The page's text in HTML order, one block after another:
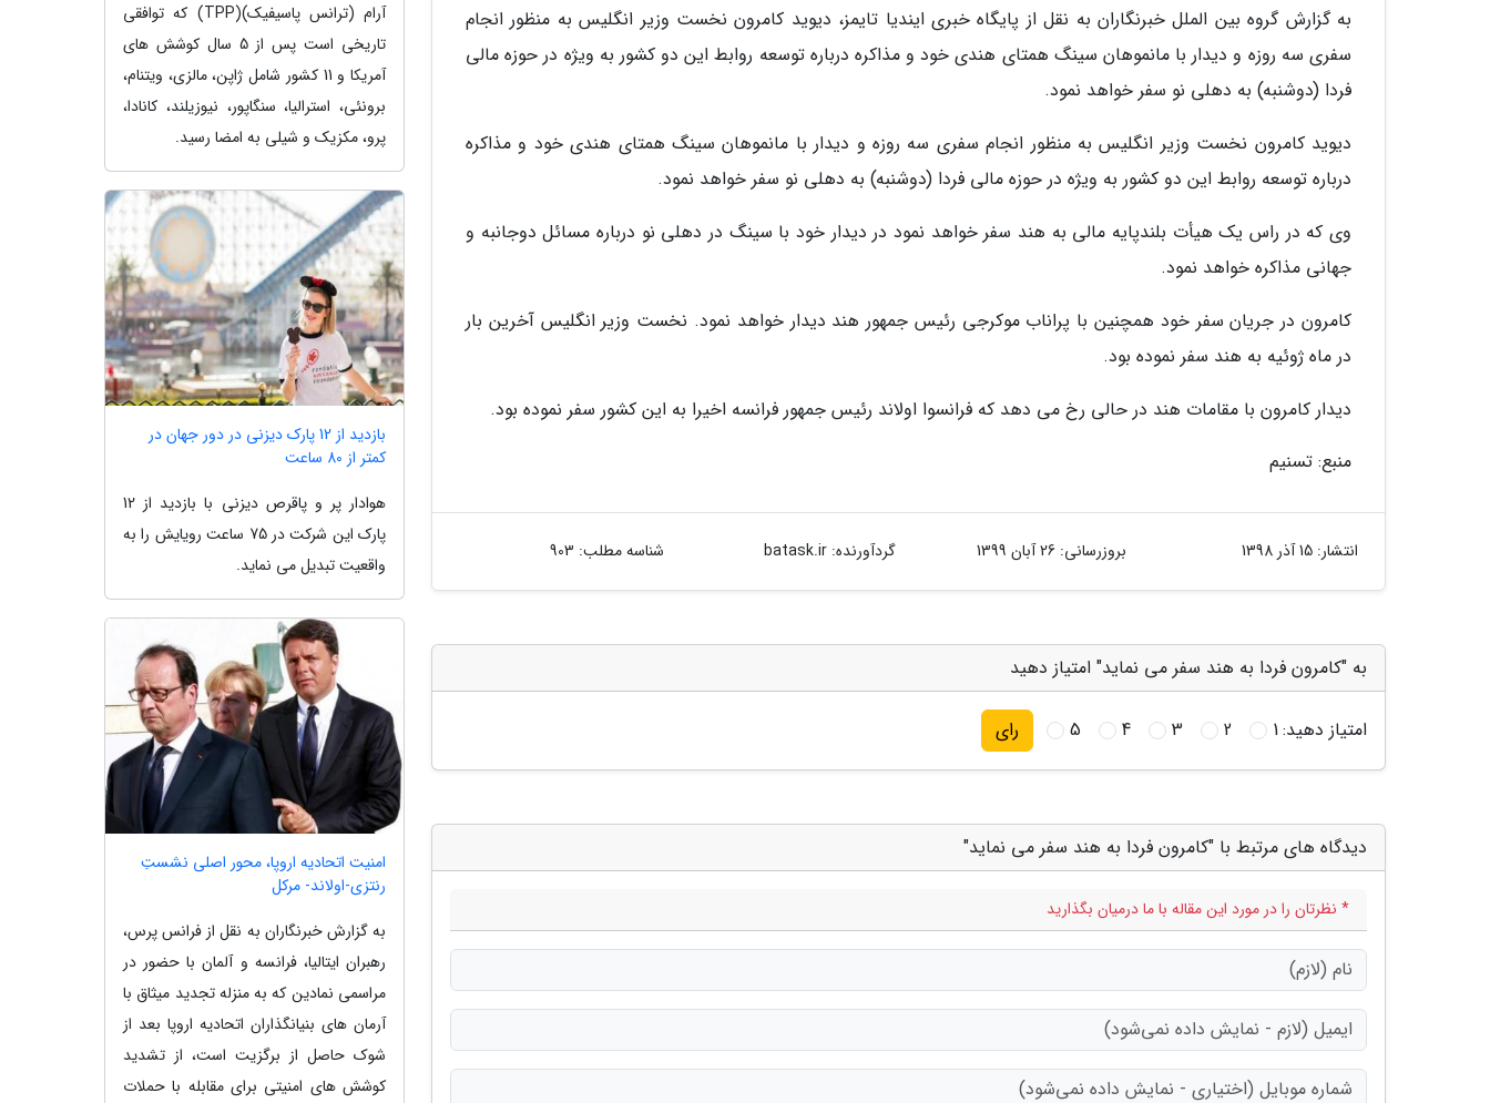
به گزارش گروه بین الملل خبرنگاران به نقل از پایگاه خبری ایندیا تایمز، دیوید کامرون نخست وزیر انگلیس به منظور انجام
سفری سه روزه و دیدار با مانموهان سینگ همتای هندی خود و مذاکره درباره توسعه روابط این دو کشور به ویژه در حوزه مالی
فردا (دوشنبه) به دهلی نو سفر خواهد نمود.
دیوید کامرون نخست وزیر انگلیس به منظور انجام سفری سه روزه و دیدار با مانموهان سینگ همتای هندی خود و مذاکره
درباره توسعه روابط این دو کشور به ویژه در حوزه مالی فردا (دوشنبه) به دهلی نو سفر خواهد نمود.
وی که در راس یک هیأت بلندپایه مالی به هند سفر خواهد نمود در دیدار خود با سینگ در دهلی نو درباره مسائل دوجانبه و
جهانی مذاکره خواهد نمود.
کامرون در جریان سفر خود همچنین با پراناب موکرجی رئیس جمهور هند دیدار خواهد نمود. نخست وزیر انگلیس آخرین بار
در ماه ژوئیه به هند سفر نموده بود.
دیدار کامرون با مقامات هند در حالی رخ می دهد که فرانسوا اولاند رئیس جمهور فرانسه اخیرا به این کشور سفر نموده بود.
منبع: تسنیم
انتشار: 15 آذر 1398 بروزرسانی: 26 آبان 1399 گردآورنده:batask.ir شناسه مطلب: 903
به "کامرون فردا به هند سفر می نماید" امتیاز دهید
امتیاز دهید:1
2
3
4
5 رای
دیدگاه های مرتبط با "کامرون فردا به هند سفر می نماید"
* نظرتان را در مورد این مقاله با ما درمیان بگذارید
آرام (ترانس پاسیفیک)(TPP) که توافقی
تاریخی است پس از 5 سال کوشش های
آمریکا و 11 کشور شامل ژاپن، مالزی، ویتنام،
برونئی، استرالیا، سنگاپور، نیوزیلند، کانادا،
پرو، مکزیک و شیلی به امضا رسید.
بازدید از 12 پارک دیزنی در دور جهان در
کمتر از 80 ساعت
هوادار پر و پاقرص دیزنی با بازدید از 12
پارک این شرکت در 75 ساعت رویایش را به
واقعیت تبدیل می نماید.
امنیت اتحادیه اروپا، محور اصلی نشستِ
رنتزی-اولاند- مرکل
به گزارش خبرنگاران به نقل از فرانس پرس،
رهبران ایتالیا، فرانسه و آلمان با حضور در
مراسمی نمادین که به منزله تجدید میثاق با
آرمان های بنیانگذاران اتحادیه اروپا بعد از
شوک حاصل از برگزیت است، از تشدید
کوشش های امنیتی برای مقابله با حملات